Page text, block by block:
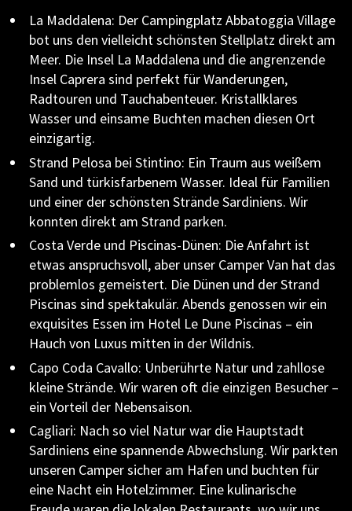
La Maddalena: Der Campingplatz Abbatoggia Village
bot uns den vielleicht schönsten Stellplatz direkt am
Meer. Die Insel La Maddalena und die angrenzende
Insel Caprera sind perfekt für Wanderungen,
Radtouren und Tauchabenteuer. Kristallklares
Wasser und einsame Buchten machen diesen Ort
einzigartig.
Strand Pelosa bei Stintino: Ein Traum aus weißem
Sand und türkisfarbenem Wasser. Ideal für Familien
und einer der schönsten Strände Sardiniens. Wir
konnten direkt am Strand parken.
Costa Verde und Piscinas-Dünen: Die Anfahrt ist
etwas anspruchsvoll, aber unser Camper Van hat das
problemlos gemeistert. Die Dünen und der Strand
Piscinas sind spektakulär. Abends genossen wir ein
exquisites Essen im Hotel Le Dune Piscinas – ein
Hauch von Luxus mitten in der Wildnis.
Capo Coda Cavallo: Unberührte Natur und zahllose
kleine Strände. Wir waren oft die einzigen Besucher –
ein Vorteil der Nebensaison.
Cagliari: Nach so viel Natur war die Hauptstadt
Sardiniens eine spannende Abwechslung. Wir parkten
unseren Camper sicher am Hafen und buchten für
eine Nacht ein Hotelzimmer. Eine kulinarische